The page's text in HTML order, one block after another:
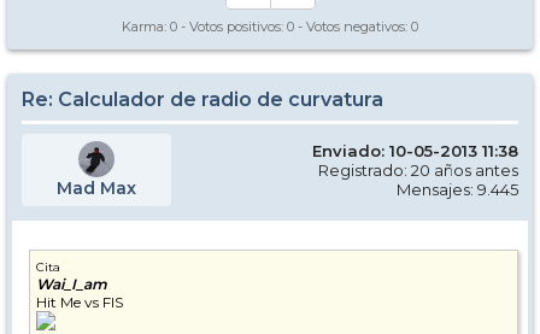
Karma: 0 - Votos positivos: 0 - Votos negativos: 0
Re: Calculador de radio de curvatura
Mad Max
Enviado: 10-05-2013 11:38
Registrado: 20 años antes
Mensajes: 9.445
Cita
Wai_I_am
Hit Me vs FIS